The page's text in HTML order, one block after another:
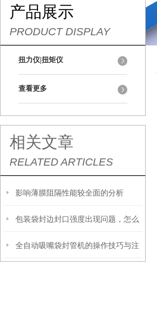
产品展示
PRODUCT DISPLAY
扭力仪|扭矩仪
查看更多
相关文章
RELATED ARTICLES
影响薄膜阻隔性能较全面的分析
包装袋封边封口强度出现问题，怎么
办？
全自动吸嘴袋封管机的操作技巧与注